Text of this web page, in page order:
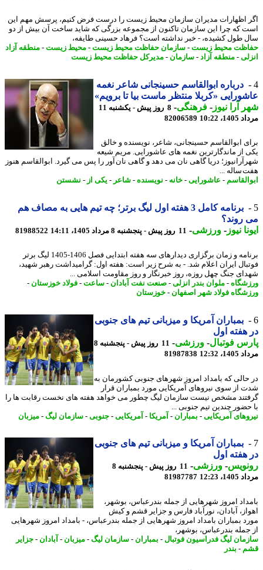
اظهارات مدیران سازمان محیط زیست را درست فرض کنیم، پرسش مهم این
که چرا این سازمان تاکنون از مجموعه بزرگی که شاید ساخت آن بیش از دو
طول کشیده، - خبر نداشته است؟ فرهاد حسینی طایفه،
محیط زیست-سازمان حفاظت محیط زیست-محیط زیست-منطقه آزاد
-منطقه آزاد - سازمان -مدیرکل حفاظت محیط زیست
درباره ابوالقاسم حسینجانی شاعر نغمه
«کربلا منتظر ماست بیا تا برویم»
آرا نیوز-فرهنگی-
8 روز پیش - یکشنبه 11
10:22
82006589
ابوالقاسم حسینجانی، شاعر، نویسنده و خالق
از ماندگارترین نغمه های عاشورایی. مریم شیعه
دریا گاهی نان می دهد و گاهی نان آور را پس می گیرد. ابوالقاسم هنوز
ساله ...
-عاشورایی- خانه -نویسنده-شاعر-یکی از-نشستن
برنامه کامل 3 هفته اول لیگ برتر؛ چه تیم هایی به مصاف هم
روند؟
نیوز-ورزشی-11 روز پیش - پنجشنبه 8 مرداد 1405، 14:11 81988522
برنامه و زمان برگزاری دیدارهای سه هفته ابتدایی فصل 1406-1405 لیگ برتر
ایران اعلام شد. - به شرح زیر است: هفته اول: گرامیداشت رهبر شهید،
جنگ چهل روزه، روز خبرنگار و روز مقاومت اسلامی ...
-ملوان بندر انزلی-صنعت نفت آبادان- ساعت-فولاد خوزستان-
فولاد شهر اصفهان-خوزستان
بمباران آمریکا و میزبانی تیم های جنوبی
اول
فوتبال-ورزشی-
11 روز پیش - پنجشنبه 8
12:32
81987838
که بامداد امروز شهرهای جنوبی کشورمان به
از سوی نیروهای آمریکایی مورد بمباران قرار
مشخص نیست سازمان لیگ چطور می خواهد هفته های نخست رقابت ها را
چندین تیم جنوبی ...
آمریکایی-بمباران- آمریکا- آمریکایی-جنوبی-سازمان لیگ -میزبان
بمباران آمریکا و میزبانی تیم های جنوبی
اول
-ورزشی-
11 روز پیش - پنجشنبه 8
12:23
81987787
امروز شهرهایی از جمله بندرعباس، بوشهر،
آبادان، نورآباد فارس و جزایر قشم و کیش
بمباران بامداد امروز شهرهایی از جمله بندرعباس، - بامداد امروز شهرهایی
بندرعباس، بوشهر،
لیگ فدراسیون فوتبال-بمباران- سازمان لیگ -میزبان-آبادان- جزایر
-بندر